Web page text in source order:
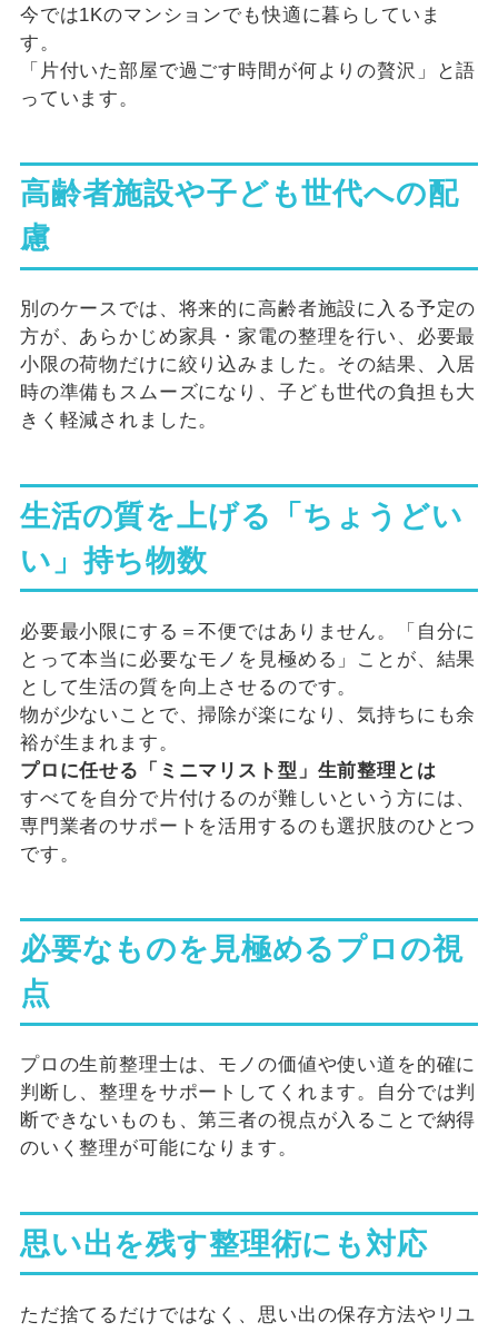
今では1Kのマンションでも快適に暮らしていま
す。
「片付いた部屋で過ごす時間が何よりの贅沢」と語
っています。
高齢者施設や子ども世代への配
慮
別のケースでは、将来的に高齢者施設に入る予定の
方が、あらかじめ家具・家電の整理を行い、必要最
小限の荷物だけに絞り込みました。その結果、入居
時の準備もスムーズになり、子ども世代の負担も大
きく軽減されました。
生活の質を上げる「ちょうどい
い」持ち物数
必要最小限にする＝不便ではありません。「自分に
とって本当に必要なモノを見極める」ことが、結果
として生活の質を向上させるのです。
物が少ないことで、掃除が楽になり、気持ちにも余
裕が生まれます。
プロに任せる「ミニマリスト型」生前整理とは
すべてを自分で片付けるのが難しいという方には、
専門業者のサポートを活用するのも選択肢のひとつ
です。
必要なものを見極めるプロの視
点
プロの生前整理士は、モノの価値や使い道を的確に
判断し、整理をサポートしてくれます。自分では判
断できないものも、第三者の視点が入ることで納得
のいく整理が可能になります。
思い出を残す整理術にも対応
ただ捨てるだけではなく、思い出の保存方法やリユ